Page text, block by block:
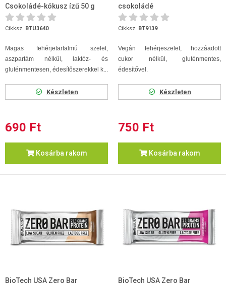
Csokoládé-kókusz ízű 50 g
Cikksz. BTU3640
Magas fehérjetartalmú szelet,
aszpartám nélkül, laktóz- és
gluténmentesen, édesítőszerekkel k...
Készleten
690 Ft
Kosárba rakom
csokoládé
Cikksz. BT9139
Vegán fehérjeszelet, hozzáadott
cukor nélkül, gluténmentes,
édesítővel.
Készleten
750 Ft
Kosárba rakom
BioTech USA Zero Bar
BioTech USA Zero Bar